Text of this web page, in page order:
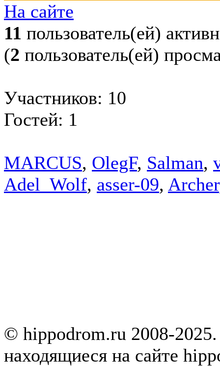
На сайте
11 пользователь(ей)
(2 пользователь(ей)
Участников: 10
Гостей: 1
MARCUS, OlegF, Salman,
Adel_Wolf, asser-09, Archer
© hippodrom.ru 2008-
находящиеся на сайте